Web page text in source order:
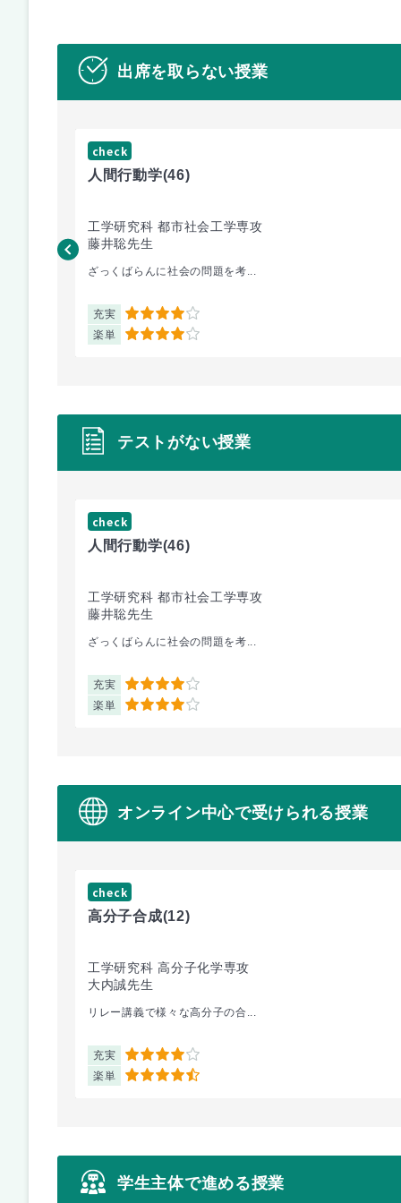
出席を取らない授業
check
人間行動学(46)
工学研究科 都市社会工学専攻
藤井聡先生
ざっくばらんに社会の問題を考...
充実 4
楽単 4
テストがない授業
check
人間行動学(46)
工学研究科 都市社会工学専攻
藤井聡先生
ざっくばらんに社会の問題を考...
充実 4
楽単 4
オンライン中心で受けられる授業
check
高分子合成(12)
工学研究科 高分子化学専攻
大内誠先生
リレー講義で様々な高分子の合...
充実 4
楽単 4.5
学生主体で進める授業